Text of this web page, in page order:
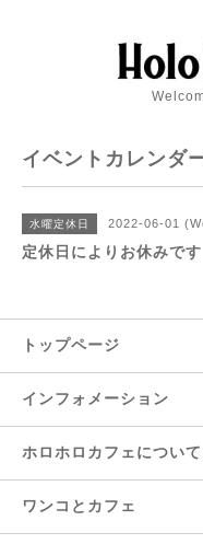
イベントカレンダ
水曜定休日 2022-06-01
定休日によりお休みです
トップページ
インフォメーション
ホロホロカフェについて
ワンコとカフェ